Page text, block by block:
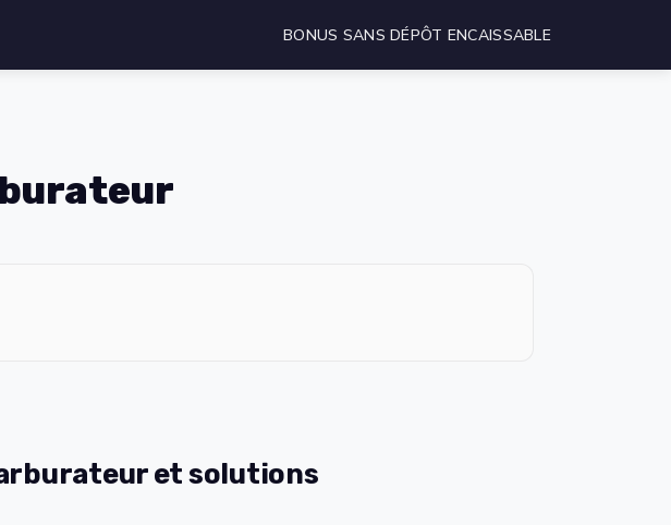
BONUS SANS DÉPÔT ENCAISSABLE
et solutions